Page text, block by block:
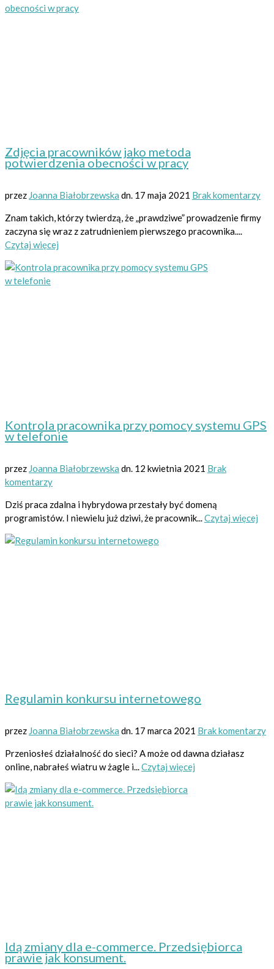
Zdjęcia pracowników jako metoda
potwierdzenia obecności w pracy
przez Joanna Białobrzewska dn. 17 maja 2021 Brak komentarzy
Znam takich, którzy twierdzą, że „prawdziwe” prowadzenie firmy
zaczyna się wraz z zatrudnieniem pierwszego pracownika....
Czytaj więcej
Kontrola pracownika przy pomocy systemu GPS
w telefonie
przez Joanna Białobrzewska dn. 12 kwietnia 2021 Brak
komentarzy
Dziś praca zdalna i hybrydowa przestały być domeną
programistów. I niewielu już dziwi, że pracownik...Czytaj więcej
Regulamin konkursu internetowego
przez Joanna Białobrzewska dn. 17 marca 2021 Brak komentarzy
Przeniosłeś działalność do sieci? A może od dawna działasz
online, nabrałeś wiatru w żagle i...Czytaj więcej
Idą zmiany dla e-commerce. Przedsiębiorca
prawie jak konsument.